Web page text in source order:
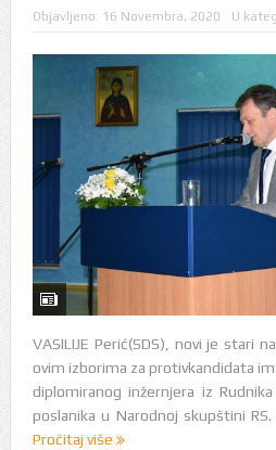
Objavljeno: 16 Novembra, 2020 U
VASILIJE Perić(SDS), novi je stari
ovim izborima za protivkandidata
diplomiranog inžernjera iz
poslanika u Narodnoj skupštini
Pročitaj više